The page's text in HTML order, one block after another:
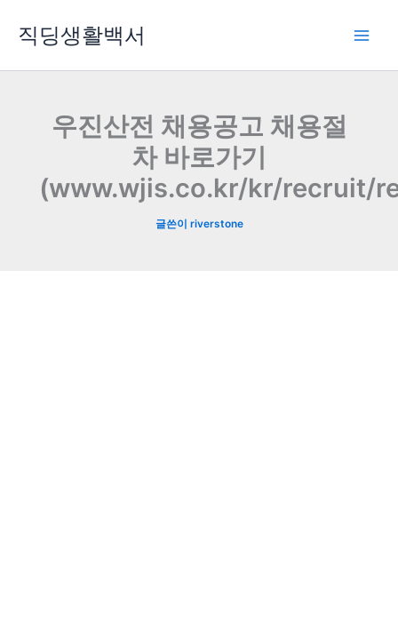
로
직딩생활백서
우진산전 채용공고 채용절
차 바로가기
(www.wjis.co.kr/kr/recruit/
글쓴이 riverstone